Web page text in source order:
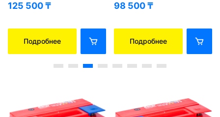
125 500₸
Подробнее
98 500₸
Подробнее